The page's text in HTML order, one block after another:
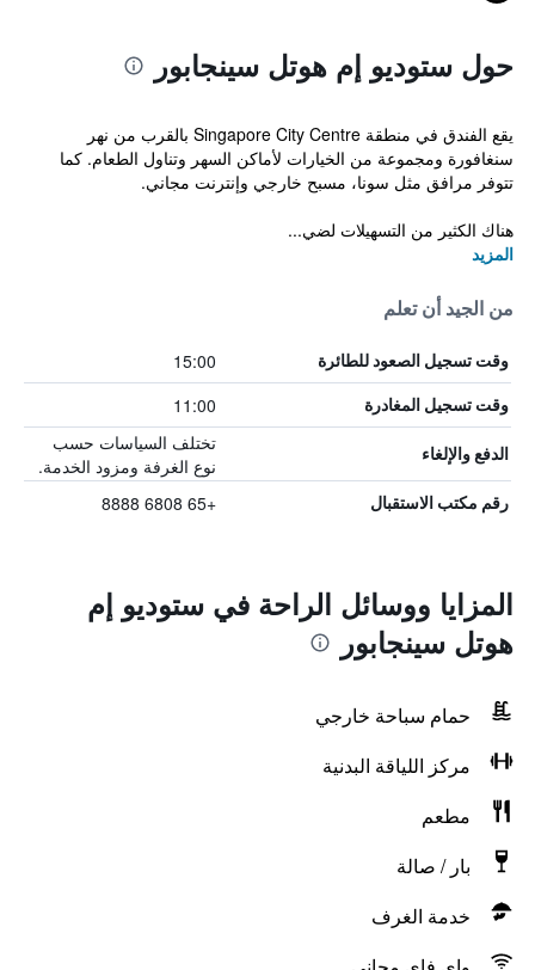
حول ستوديو إم هوتل سينجابور
يقع الفندق في منطقة Singapore City Centre بالقرب من نهر
سنغافورة ومجموعة من الخيارات لأماكن السهر وتناول الطعام. كما
تتوفر مرافق مثل سونا، مسبح خارجي وإنترنت مجاني.
هناك الكثير من التسهيلات لضي...
المزيد
من الجيد أن تعلم
وقت تسجيل الصعود للطائرة 15:00
وقت تسجيل المغادرة 11:00
الدفع والإلغاء
تختلف السياسات حسب
نوع الغرفة ومزود الخدمة.
رقم مكتب الاستقبال +65 6808 8888
المزايا ووسائل الراحة في ستوديو إم
هوتل سينجابور
حمام سباحة خارجي
مركز اللياقة البدنية
مطعم
بار / صالة
خدمة الغرف